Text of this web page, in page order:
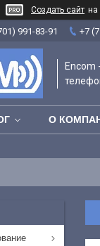
Создать сайт на
991-83-91 +7
Encom
О